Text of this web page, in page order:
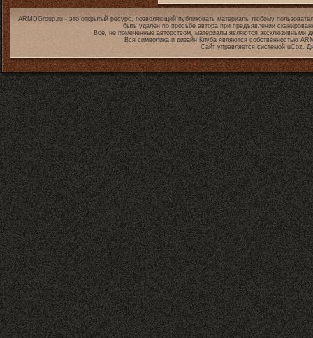
ARMDGroup.ru - это открытый ресурс, позволяющий публиковать материалы любому
быть удален по просьбе автора при предъявлении
Все, не помеченные авторством, материалы являются эксклюзивными
Вся символика и дизайн Клуба являются собственностью
Сайт управляется системой uCoz.